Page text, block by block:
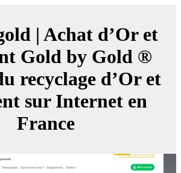
| Achat d’Or et
Gold by Gold ®
recyclage d’Or et
sur Internet en
France